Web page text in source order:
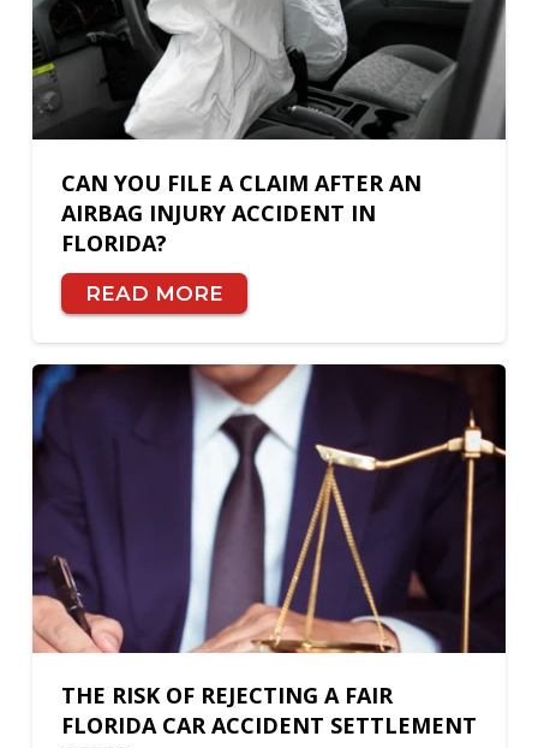
CAN YOU FILE A CLAIM AFTER AN
AIRBAG INJURY ACCIDENT IN
FLORIDA?
READ MORE
THE RISK OF REJECTING A FAIR
FLORIDA CAR ACCIDENT SETTLEMENT